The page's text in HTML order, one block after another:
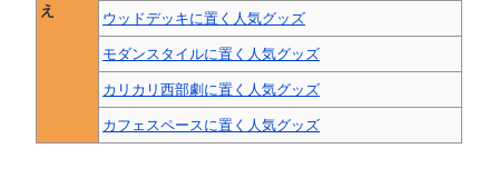
え
ウッドデッキに置く人気グッズ
モダンスタイルに置く人気グッズ
カリカリ西部劇に置く人気グッズ
カフェスペースに置く人気グッズ